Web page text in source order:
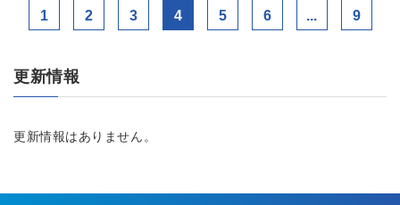
1 2 3 4 5 6 ... 9
更新情報
更新情報はありません。